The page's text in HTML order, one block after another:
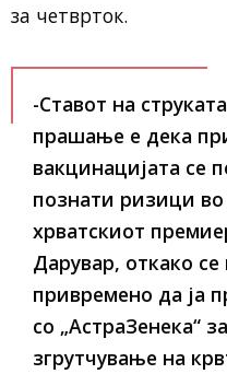
за четврток.
-Ставот на
прашање е дека
вакцинацијата се
познати ризици
хрватскиот
Дарувар, откако се
привремено да ја
со „АстраЗенека“
згрутчување на